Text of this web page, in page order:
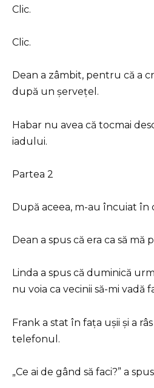
Clic.
Clic.
Dean a zâmbit, pentru că a
după un șervețel.
Habar nu avea că tocmai
iadului.
Partea 2
După aceea, m-au încuiat în
Dean a spus că era ca să mă
Linda a spus că duminică
nu voia ca vecinii să-mi vadă
Frank a stat în fața ușii și a
telefonul.
„Ce ai de gând să faci?” a